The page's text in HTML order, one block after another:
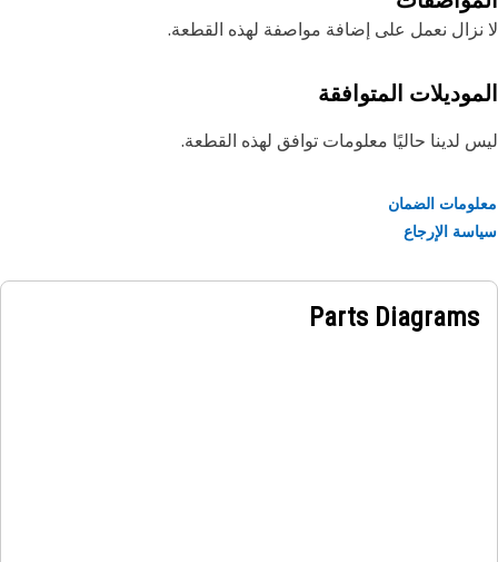
نعمل على إضافة مواصفة لهذه القطعة.
المتوافقة
لدينا حاليًا معلومات توافق لهذه القطعة.
الضمان
الإرجاع
Parts Diagrams